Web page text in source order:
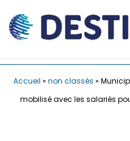
Accueil » non classés »
mobilisé avec les salariés